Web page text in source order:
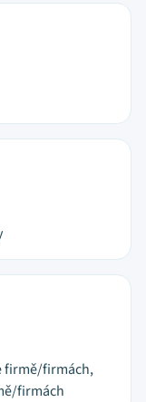
firmě/firmách,
firmách